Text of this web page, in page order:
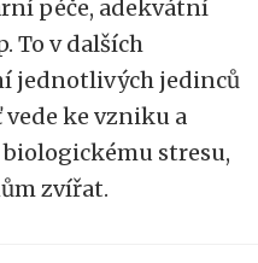
péče, adekvátní
To v dalších
jednotlivých jedinců
ke vzniku a
stresu,
zvířat.